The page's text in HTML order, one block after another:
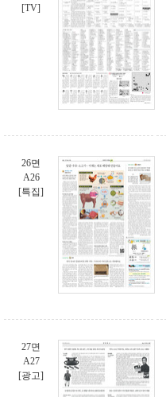
[TV]
26면
A26
[특집]
27면
A27
[광고]